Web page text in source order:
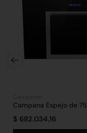
Campana Espejo de 75
$ 682.034,16